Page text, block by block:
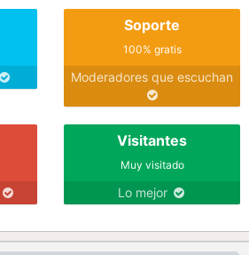
Soporte
100% gratis
Moderadores que escuchan
Visitantes
Muy visitado
Lo mejor